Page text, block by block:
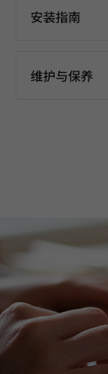
安装指南
维护与保养